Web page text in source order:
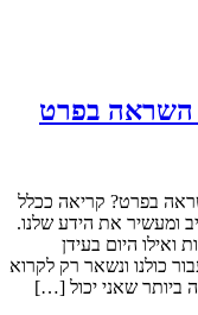
השראה בפרט
בפרט? קריאה ככלל
ומעשיר את הידע שלנו.
ואילו היום בעידן
כולנו ונשאר רק לקרוא
ביותר שאני יכול […]